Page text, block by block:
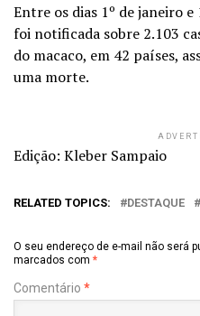
Entre os dias 1º de janeiro
foi notificada sobre 2.103
do macaco, em 42 países,
uma morte.
Edição: Kleber Sampaio
RELATED TOPICS: DESTAQUE
O seu endereço de e-mail não será
marcados com *
Comentário *